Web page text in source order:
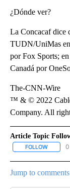
¿Dónde ver?
La Concacaf dice
TUDN/UniMas
por Fox Sports;
Canadá por
The-CNN-Wire
™ & © 2022
Company. All
Article Topic
FOLLOW
Jump to